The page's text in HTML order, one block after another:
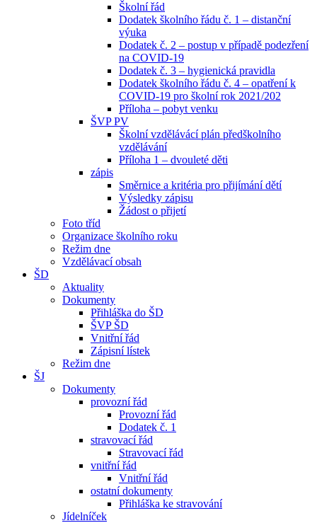
Školní řád
Dodatek školního řádu č. 1 – distanční
výuka
Dodatek č. 2 – postup v případě podezření
na COVID-19
Dodatek č. 3 – hygienická pravidla
Dodatek školního řádu č. 4 – opatření k
COVID-19 pro školní rok 2021/202
Příloha – pobyt venku
ŠVP PV
Školní vzdělávácí plán předškolního
vzdělávání
Příloha 1 – dvouleté děti
zápis
Směrnice a kritéria pro přijímání dětí
Výsledky zápisu
Žádost o přijetí
Foto tříd
Organizace školního roku
Režim dne
Vzdělávací obsah
ŠD
Aktuality
Dokumenty
Přihláška do ŠD
ŠVP ŠD
Vnitřní řád
Zápisní lístek
Režim dne
ŠJ
Dokumenty
provozní řád
Provozní řád
Dodatek č. 1
stravovací řád
Stravovací řád
vnitřní řád
Vnitřní řád
ostatní dokumenty
Přihláška ke stravování
Jídelníček